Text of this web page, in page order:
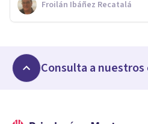
Froilán Ibáñez Recatalá
Consulta a